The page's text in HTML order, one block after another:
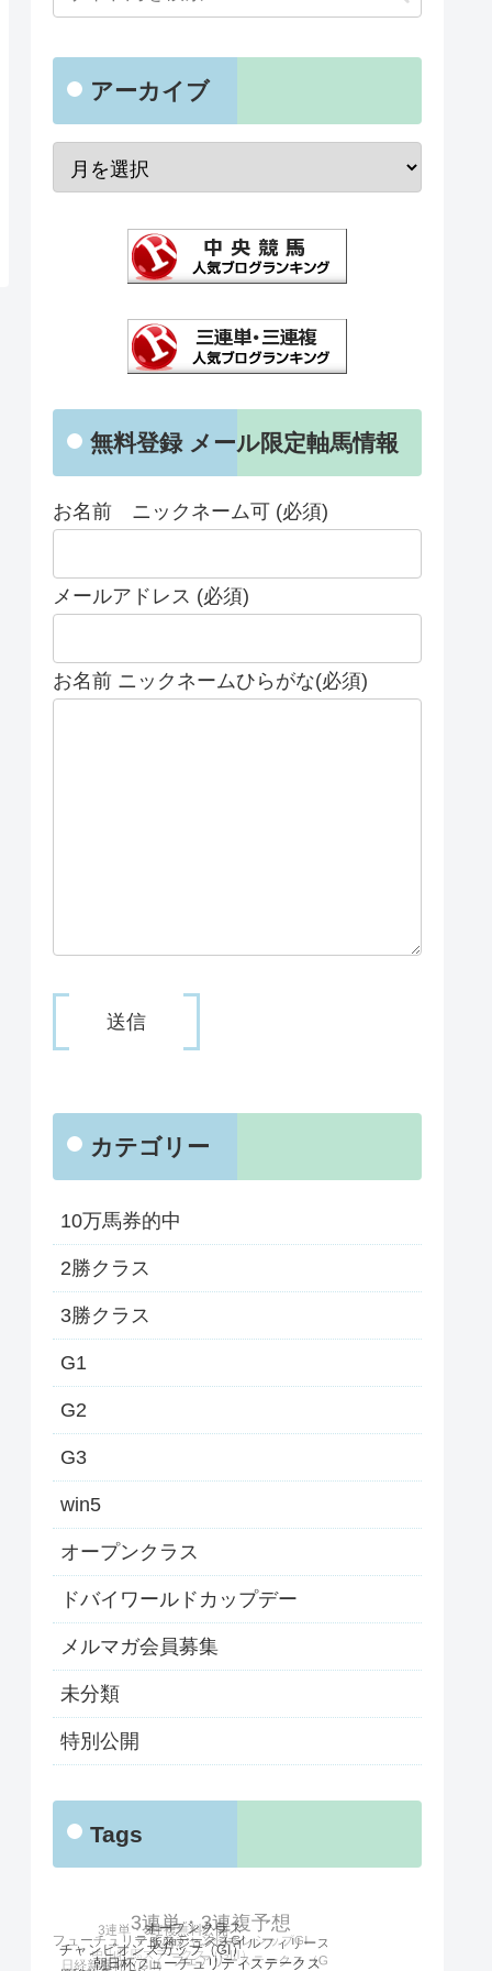
アーカイブ
無料登録 メール限定軸馬情報
お名前 ニックネーム可 (必須)
メールアドレス (必須)
お名前 ニックネームひらがな(必須)
カテゴリー
10万馬券的中
2勝クラス
3勝クラス
G1
G2
G3
win5
オープンクラス
ドバイワールドカップデー
メルマガ会員募集
未分類
特別公開
Tags